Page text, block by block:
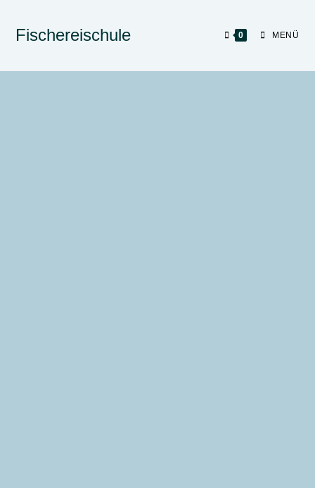
Fischereischule 0 MENÜ